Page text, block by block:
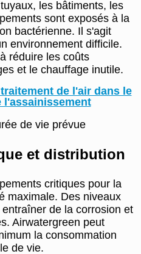
les bâtiments, les
sont exposés à la
bactérienne. Il s'agit
environnement difficile.
réduire les coûts
et le chauffage inutile.
de l'air dans le
l'assainissement
de vie prévue
et distribution
critiques pour la
maximale. Des niveaux
de la corrosion et
Airwatergreen peut
la consommation
de vie.